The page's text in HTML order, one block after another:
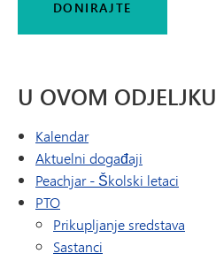
DONIRAJTE
U OVOM ODJELJKU
Kalendar
Aktuelni događaji
Peachjar - Školski letaci
PTO
Prikupljanje sredstava
Sastanci